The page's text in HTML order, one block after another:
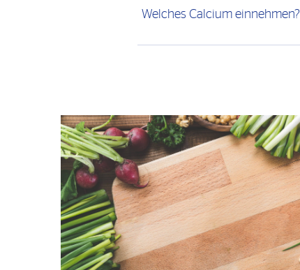
Welches Calcium einnehmen?